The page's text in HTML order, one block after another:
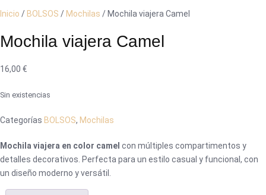
Inicio / BOLSOS / Mochilas / Mochila viajera Camel
Mochila viajera Camel
16,00 €
Sin existencias
Categorías BOLSOS, Mochilas
Mochila viajera en color camel con múltiples compartimentos y
detalles decorativos. Perfecta para un estilo casual y funcional, con
un diseño moderno y versátil.